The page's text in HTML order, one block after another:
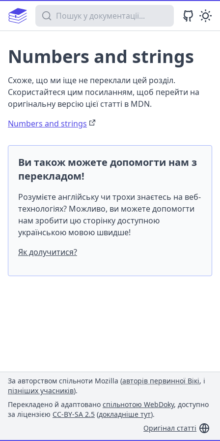
Пошук у документації
Numbers and strings
Схоже, що ми іще не переклали цей розділ.
Скористайтеся цим посиланням, щоб перейти на
оригінальну версію цієї статті в MDN.
Numbers and strings
Ви також можете допомогти нам з
перекладом!
Розумієте англійську чи трохи знаєтесь на веб-
технологіях? Можливо, ви можете допомогти
нам зробити цю сторінку доступною
українською мовою швидше!
Як долучитися?
За авторством спільноти Mozilla (авторів первинної Вікі, і
пізніших учасників).
Перекладено й адаптовано спільнотою WebDoky, доступно
за ліцензією CC-BY-SA 2.5 (докладніше тут).
Оригінал статті